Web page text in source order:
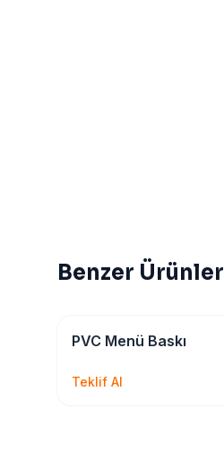
Benzer Ürünler
Kırtasiye & Matbu
PVC Menü Baskı
Teklif Al